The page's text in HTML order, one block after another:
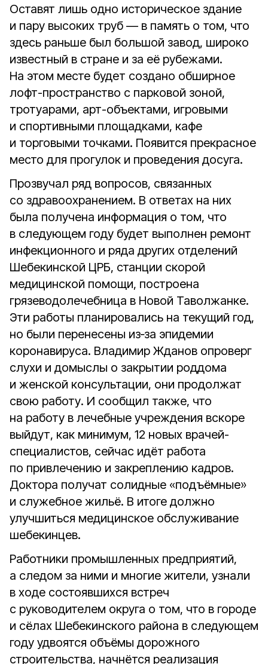
Оставят лишь одно историческое здание
и пару высоких труб — в память о том, что
здесь раньше был большой завод, широко
известный в стране и за её рубежами.
На этом месте будет создано обширное
лофт-пространство с парковой зоной,
тротуарами, арт-объектами, игровыми
и спортивными площадками, кафе
и торговыми точками. Появится прекрасное
место для прогулок и проведения досуга.
Прозвучал ряд вопросов, связанных
со здравоохранением. В ответах на них
была получена информация о том, что
в следующем году будет выполнен ремонт
инфекционного и ряда других отделений
Шебекинской ЦРБ, станции скорой
медицинской помощи, построена
грязеводолечебница в Новой Таволжанке.
Эти работы планировались на текущий год,
но были перенесены из‑за эпидемии
коронавируса. Владимир Жданов опроверг
слухи и домыслы о закрытии роддома
и женской консультации, они продолжат
свою работу. И сообщил также, что
на работу в лечебные учреждения вскоре
выйдут, как минимум, 12 новых врачей-
специалистов, сейчас идёт работа
по привлечению и закреплению кадров.
Доктора получат солидные «подъёмные»
и служебное жильё. В итоге должно
улучшиться медицинское обслуживание
шебекинцев.
Работники промышленных предприятий,
а следом за ними и многие жители, узнали
в ходе состоявшихся встреч
с руководителем округа о том, что в городе
и сёлах Шебекинского района в следующем
году удвоятся объёмы дорожного
строительства, начнётся реализация